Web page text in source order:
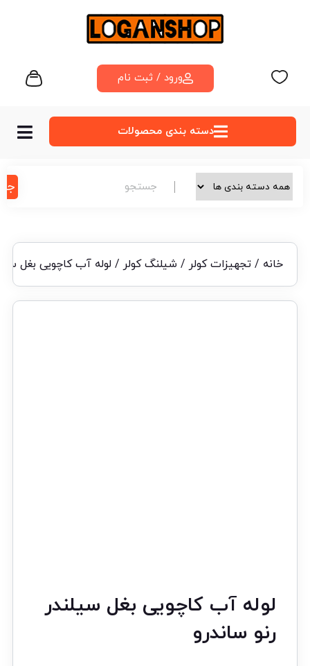
ورود / ثبت نام
دسته‌ بندی محصولات
خانه / تجهیزات کولر / شیلنگ کولر / لوله آب کاچویی بغل
لوله آب کاچویی بغل سیلندر
رنو ساندرو